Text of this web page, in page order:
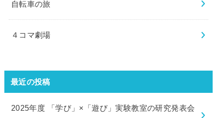
自転車の旅
４コマ劇場
最近の投稿
2025年度 「学び」×「遊び」実験教室の研究発表会